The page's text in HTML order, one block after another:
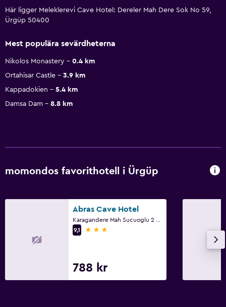
Här ligger Meleklerevi Cave Hotel: Dereler Mah Dere Sok No 59,
Ürgüp 50400
Mest populära sevärdheterna
Nikolos Monastery
0.4 km
Ortahisar Castle
3.9 km
Kappadokien
5.4 km
Damsa Dam
8.8 km
momondos favorithotell i Ürgüp
Abras Cave Hotel
9,1
3 stjärnor
788 kr